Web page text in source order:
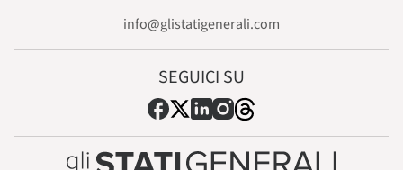
info@glistatigenerali.com
SEGUICI SU